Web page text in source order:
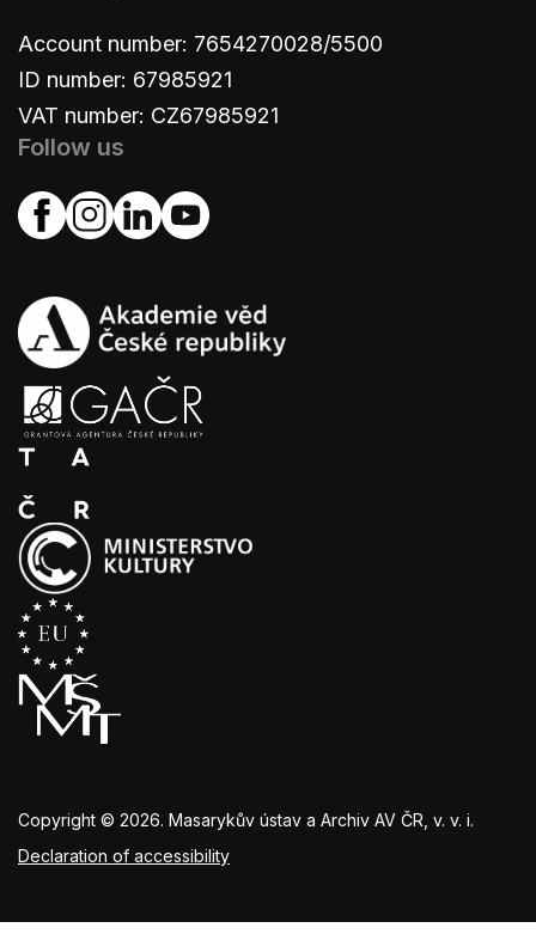
Account number: 7654270028/5500
ID number: 67985921
VAT number: CZ67985921
Follow us
Copyright © 2026. Masarykův ústav a Archiv AV ČR, v. v. i.
Declaration of accessibility